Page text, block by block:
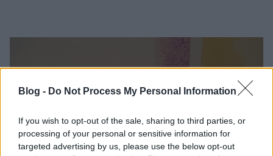
Blog - Do Not Process My Personal Information
If you wish to opt-out of the sale, sharing to third parties, or
processing of your personal or sensitive information for
targeted advertising by us, please use the below opt-out